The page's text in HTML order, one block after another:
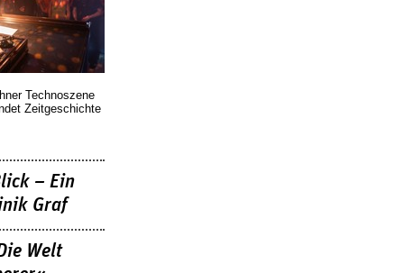
Technoszene
Zeitgeschichte
– Ein
Graf
Welt